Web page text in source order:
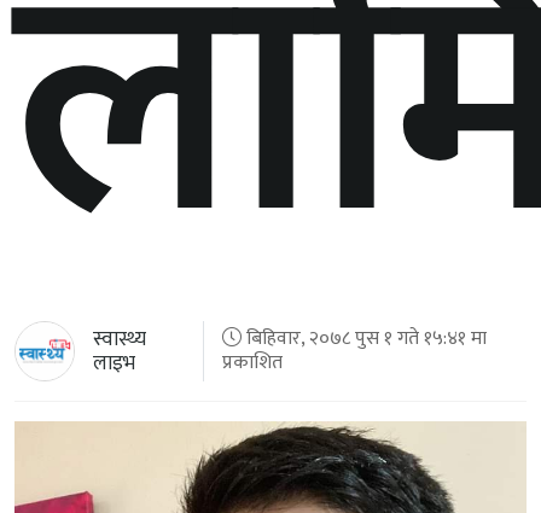
स्वास्थ्य
लाइभ
बिहिवार, २०७८ पुस १ गते १५:४१ मा
प्रकाशित